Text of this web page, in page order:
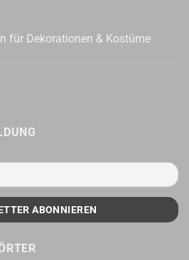
für Dekorationen & Kostüme